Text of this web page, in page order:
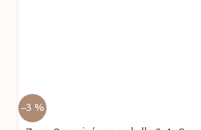
–3 %